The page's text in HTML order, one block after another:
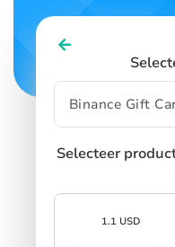
Selecteer
1.1 USD